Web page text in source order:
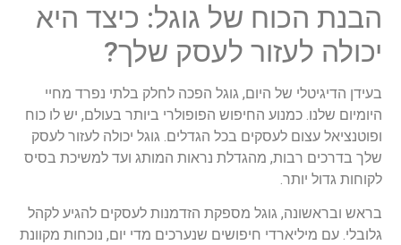
הבנת הכוח של גוגל: כיצד היא
יכולה לעזור לעסק שלך?
בעידן הדיגיטלי של היום, גוגל הפכה לחלק בלתי נפרד מחיי
היומיום שלנו. כמנוע החיפוש הפופולרי ביותר בעולם, יש לו כוח
ופוטנציאל עצום לעסקים בכל הגדלים. גוגל יכולה לעזור לעסק
שלך בדרכים רבות, מהגדלת נראות המותג ועד למשיכת בסיס
לקוחות גדול יותר.
בראש ובראשונה, גוגל מספקת הזדמנות לעסקים להגיע לקהל
גלובלי. עם מיליארדי חיפושים שנערכים מדי יום, נוכחות מקוונת